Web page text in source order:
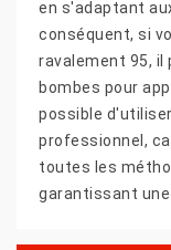
en s'adaptant
conséquent, si
ravalement 95,
bombes pour
possible
professionnel,
toutes les
garantissant une